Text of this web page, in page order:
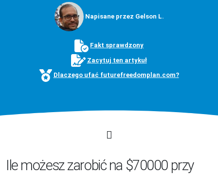
Napisane przez Gelson L.
Fakt sprawdzony
Zacytuj ten artykuł
Dlaczego ufać futurefreedomplan.com?
Ile możesz zarobić na $70000 przy